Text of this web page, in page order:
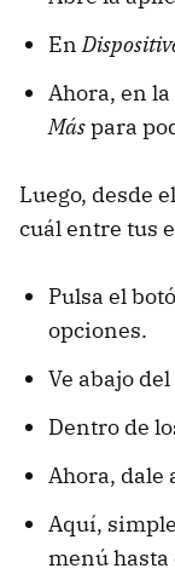
En
Ahora, en
Máspara
Luego, desde
cuál entre tus
Pulsa el
opciones.
Ve abajo
Dentro de
Ahora, dale
Aquí,
menú